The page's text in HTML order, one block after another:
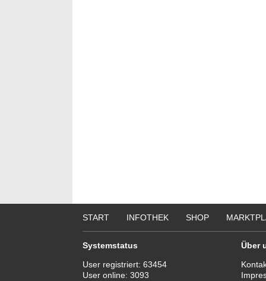
START INFOTHEK SHOP
Systemstatus
User registriert: 63454
User online: 3093
Über